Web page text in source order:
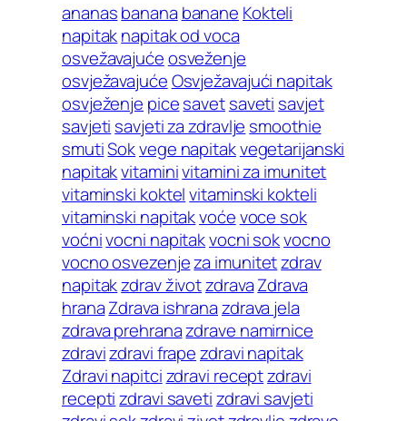
ananasbanana banane Kokteli
napitaknapitak od voca
osvežavajućeosveženje
osvježavajućeOsvježavajući napitak
osvježenje picesavetsaveti savjet
savjeti savjeti za zdravlje smoothie
smutiSokvege napitakvegetarijanski
napitakvitaminivitamini za imunitet
vitaminski koktel vitaminski kokteli
vitaminski napitakvoćevoce sok
voćnivocni napitakvocni sokvocno
vocno osvezenjeza imunitetzdrav
napitakzdrav životzdravaZdrava
hranaZdrava ishranazdrava jela
zdrava prehranazdrave namirnice
zdravizdravi frapezdravi napitak
Zdravi napitcizdravi receptzdravi
recepti zdravi savetizdravi savjeti